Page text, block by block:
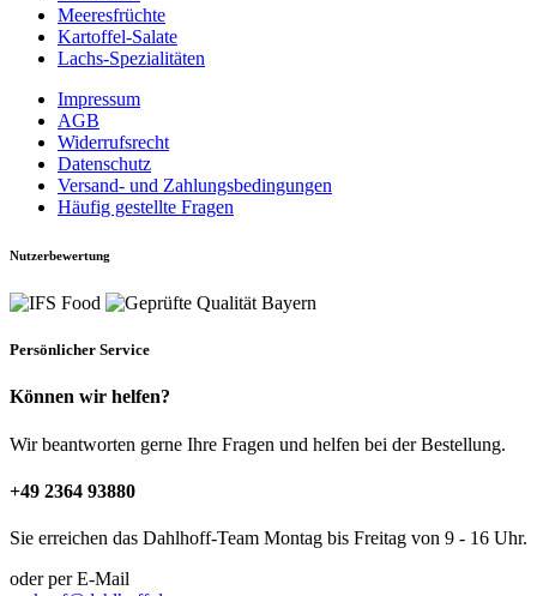
Meeresfrüchte
Kartoffel-Salate
Lachs-Spezialitäten
Impressum
AGB
Widerrufsrecht
Datenschutz
Versand- und Zahlungsbedingungen
Häufig gestellte Fragen
Nutzerbewertung
Persönlicher Service
Können wir helfen?
Wir beantworten gerne Ihre Fragen und helfen bei der Bestellung.
+49 2364 93880
Sie erreichen das Dahlhoff-Team Montag bis Freitag von 9 - 16 Uhr.
oder per E-Mail